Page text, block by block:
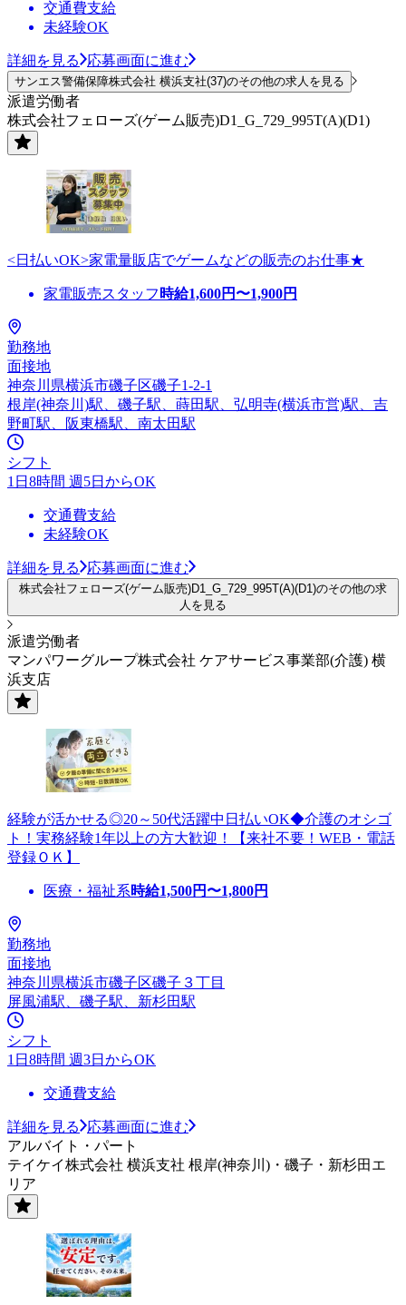
交通費支給
未経験OK
詳細を見る 応募画面に進む
サンエス警備保障株式会社 横浜支社(37)のその他の求人を見る
派遣労働者
株式会社フェローズ(ゲーム販売)D1_G_729_995T(A)(D1)
<日払いOK>家電量販店でゲームなどの販売のお仕事★
家電販売スタッフ 時給1,600円〜1,900円
勤務地
面接地
神奈川県横浜市磯子区磯子1-2-1
根岸(神奈川)駅、磯子駅、蒔田駅、弘明寺(横浜市営)駅、吉
野町駅、阪東橋駅、南太田駅
シフト
1日8時間 週5日からOK
交通費支給
未経験OK
詳細を見る 応募画面に進む
株式会社フェローズ(ゲーム販売)D1_G_729_995T(A)(D1)のその他の求
人を見る
派遣労働者
マンパワーグループ株式会社 ケアサービス事業部(介護) 横
浜支店
経験が活かせる◎20～50代活躍中日払いOK◆介護のオシゴ
ト！実務経験1年以上の方大歓迎！【来社不要！WEB・電話
登録ＯＫ】
医療・福祉系時給1,500円〜1,800円
勤務地
面接地
神奈川県横浜市磯子区磯子３丁目
屏風浦駅、磯子駅、新杉田駅
シフト
1日8時間 週3日からOK
交通費支給
詳細を見る
応募画面に進む
アルバイト・パート
テイケイ株式会社 横浜支社 根岸(神奈川)・磯子・新杉田エ
リア